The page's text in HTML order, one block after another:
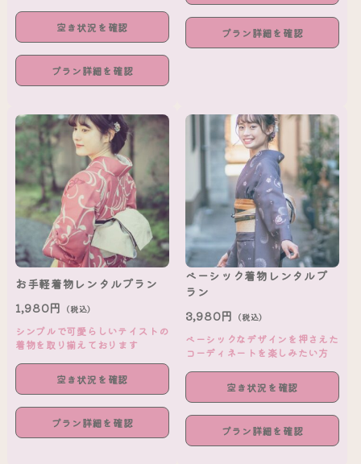
空き状況を確認
プラン詳細を確認
プラン詳細を確認
お手軽着物レンタルプラン
1,980円 （税込）
シンプルで可愛らしいテイストの
着物を取り揃えております
空き状況を確認
プラン詳細を確認
ベーシック着物レンタルプ
ラン
3,980円 （税込）
ベーシックなデザインを押さえた
コーディネートを楽しみたい方
空き状況を確認
プラン詳細を確認